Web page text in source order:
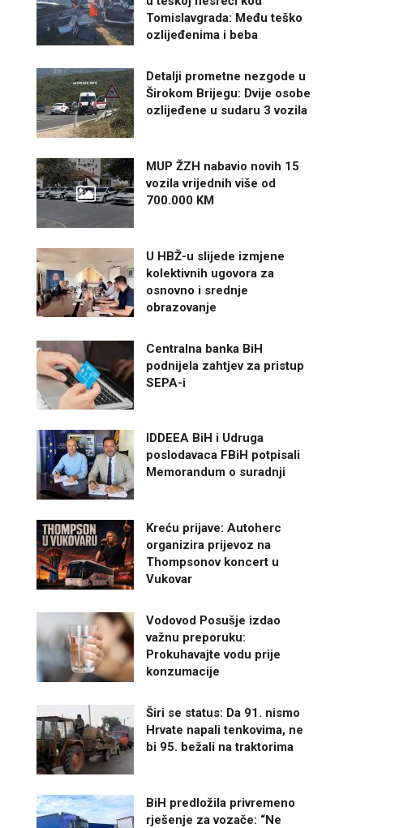
Tomislavgrada: Među teško
ozlijeđenima i beba
Detalji prometne nezgode u
Širokom Brijegu: Dvije osobe
ozlijeđene u sudaru 3 vozila
MUP ŽZH nabavio novih 15
vozila vrijednih više od
700.000 KM
U HBŽ-u slijede izmjene
kolektivnih ugovora za
osnovno i srednje
obrazovanje
Centralna banka BiH
podnijela zahtjev za pristup
SEPA-i
IDDEEA BiH i Udruga
poslodavaca FBiH potpisali
Memorandum o suradnji
Kreću prijave: Autoherc
organizira prijevoz na
Thompsonov koncert u
Vukovar
Vodovod Posušje izdao
važnu preporuku:
Prokuhavajte vodu prije
konzumacije
Širi se status: Da 91. nismo
Hrvate napali tenkovima, ne
bi 95. bežali na traktorima
BiH predložila privremeno
rješenje za vozače: “Ne